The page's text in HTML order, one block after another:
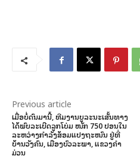
Previous article
ເມື່ອບໍ່ດົນມານີ້, ທີມງານບູລະນະເສັ້ນທາງ
ໄດ້ພົບລະເບີດລູກໂບ່ມ ໜັກ 750 ປອນໃນ
ລະຫວ່າງກໍາລັງສ້ອມແປງຖະໜົນ ຢູ່ທີ່
ບ້ານວັງຄົນ, ເມືອງບົວລະພາ, ແຂວງຄຳ
ມ່ວນ